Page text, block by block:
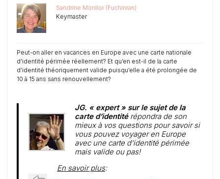
Sandrine Monllor (Fuchinran)
Keymaster
Peut-on aller en vacances en Europe avec une carte nationale
d’identité périmée réellement? Et qu’en est-il de la carte
d’identité théoriquement valide puisqu’elle a été prolongée de
10 à 15 ans sans renouvellement?
JG. « expert » sur le sujet de la
carte d’identitérépondra de son
mieux à vos questions pour savoir si
vous pouvez voyager en Europe
avec une carte d’identité périmée
mais valide ou pas!
En savoir plus: